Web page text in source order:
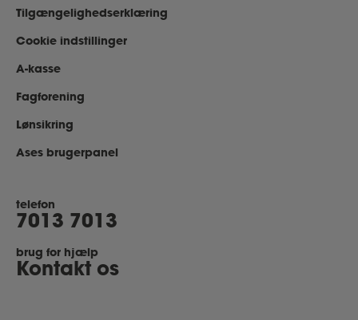
Tilgængelighedserklæring
Cookie indstillinger
A-kasse
Fagforening
Lønsikring
Ases brugerpanel
telefon
7013 7013
brug for hjælp
Kontakt os